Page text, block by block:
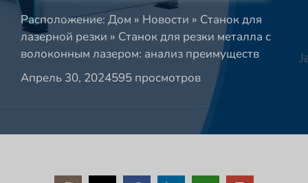
Расположение: Дом » Новости » Станок для
лазерной резки » Станок для резки металла с
волоконным лазером: анализ преимуществ
Апрель 30, 2024595 просмотров